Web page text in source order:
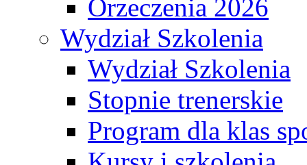
Orzeczenia 2026
Wydział Szkolenia
Wydział Szkolenia
Stopnie trenerskie
Program dla klas